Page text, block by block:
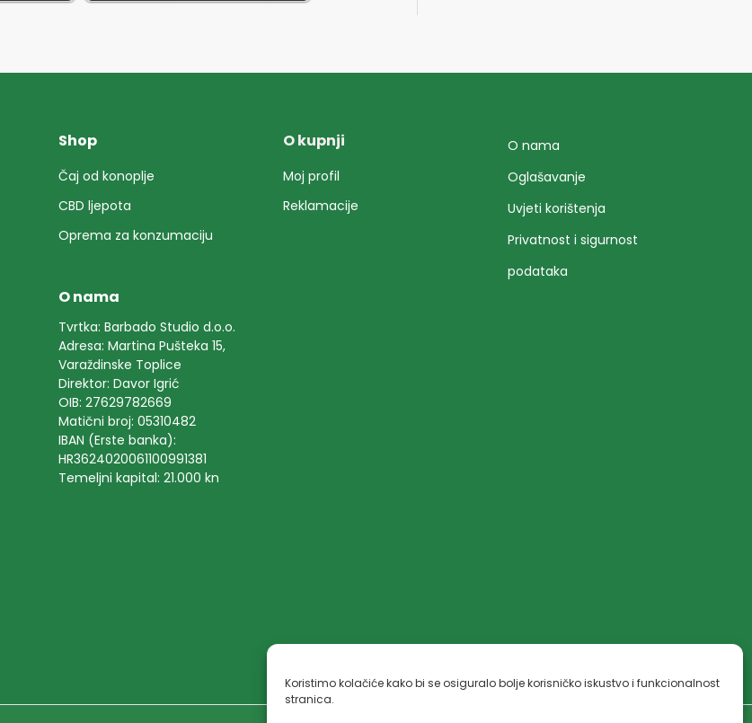
Koristimo kolačiće kako bi se osiguralo bolje korisničko iskustvo i funkcionalnost
stranica.
Shop
Čaj od konoplje
CBD ljepota
Oprema za konzumaciju
O nama
Tvrtka: Barbado Studio d.o.o.
Adresa: Martina Pušteka 15,
Varaždinske Toplice
Direktor: Davor Igrić
OIB: 27629782669
Matični broj: 05310482
IBAN (Erste banka):
HR3624020061100991381
Temeljni kapital: 21.000 kn
O kupnji
Moj profil
Reklamacije
O nama
Oglašavanje
Uvjeti korištenja
Privatnost i sigurnost
podataka